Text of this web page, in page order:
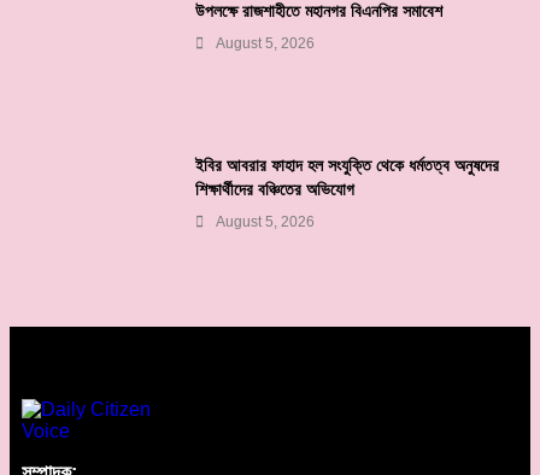
উপলক্ষে রাজশাহীতে মহানগর বিএনপির সমাবেশ
August 5, 2026
ইবির আবরার ফাহাদ হল সংযুক্তি থেকে ধর্মতত্ব অনুষদের
শিক্ষার্থীদের বঞ্চিতের অভিযোগ
August 5, 2026